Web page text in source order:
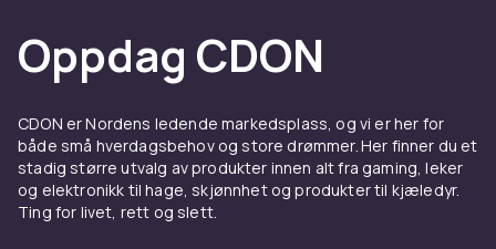
Oppdag CDON
CDON er Nordens ledende markedsplass, og vi er her for
både små hverdagsbehov og store drømmer. Her finner du et
stadig større utvalg av produkter innen alt fra gaming, leker
og elektronikk til hage, skjønnhet og produkter til kjæledyr.
Ting for livet, rett og slett.